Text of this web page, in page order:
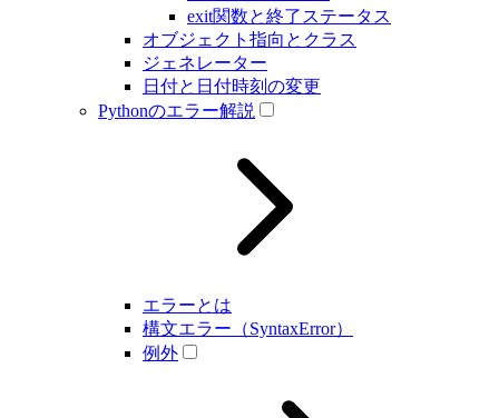
exit関数と終了ステータス
オブジェクト指向とクラス
ジェネレーター
日付と日付時刻の変更
Pythonのエラー解説
エラーとは
構文エラー（SyntaxError）
例外